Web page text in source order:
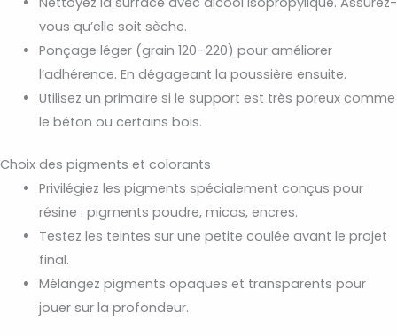
vous qu’elle soit sèche.
Ponçage léger (grain 120–220) pour améliorer
l’adhérence. En dégageant la poussière ensuite.
Utilisez un primaire si le support est très poreux comme
le béton ou certains bois.
Choix des pigments et colorants
Privilégiez les pigments spécialement conçus pour
résine : pigments poudre, micas, encres.
Testez les teintes sur une petite coulée avant le projet
final.
Mélangez pigments opaques et transparents pour
jouer sur la profondeur.